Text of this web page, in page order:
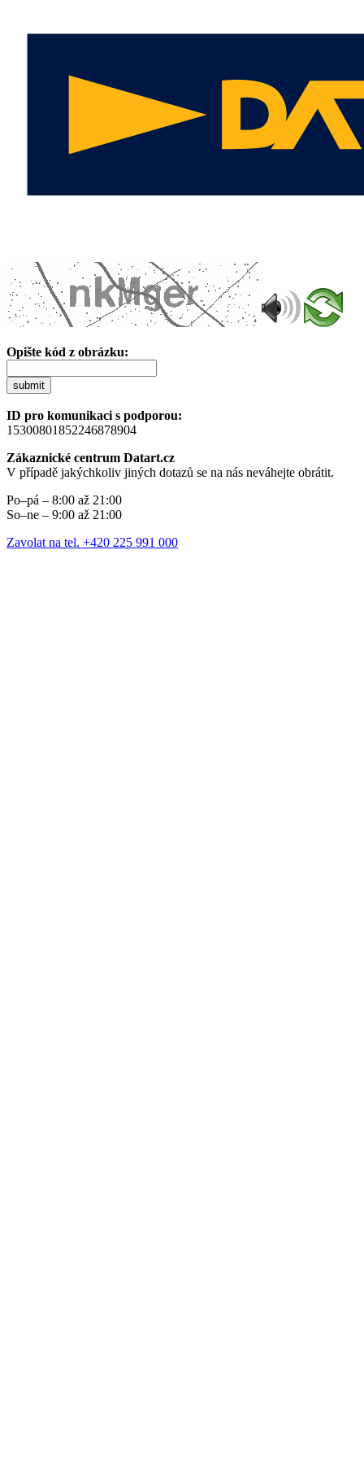
Opište kód z obrázku:
submit
ID pro komunikaci s podporou:
15300801852246878904
Zákaznické centrum Datart.cz
V případě jakýchkoliv jiných dotazů se na nás neváhejte obrátit.
Po–pá – 8:00 až 21:00
So–ne – 9:00 až 21:00
Zavolat na tel. +420 225 991 000